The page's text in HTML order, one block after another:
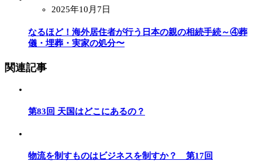
2025年10月7日
なるほど！海外居住者が行う日本の親の相続手続～④葬
儀・埋葬・実家の処分〜
関連記事
第83回 天国はどこにあるの？
物流を制すものはビジネスを制すか？ 第17回